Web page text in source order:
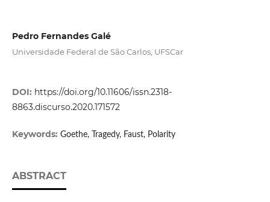
Pedro Fernandes Galé
Universidade Federal de São Carlos, UFSCar
DOI: https://doi.org/10.11606/issn.2318-
8863.discurso.2020.171572
Keywords: Goethe, Tragedy, Faust, Polarity
ABSTRACT